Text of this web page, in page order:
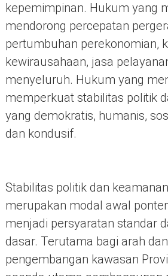
kepemimpinan. Hukum yang
mendorong percepatan
pertumbuhan perekonomian,
kewirausahaan, jasa
menyeluruh. Hukum yang
memperkuat stabilitas politik
yang demokratis, humanis,
dan kondusif.
Stabilitas politik dan
merupakan modal awal
menjadi persyaratan standar
dasar. Terutama bagi arah
pengembangan kawasan